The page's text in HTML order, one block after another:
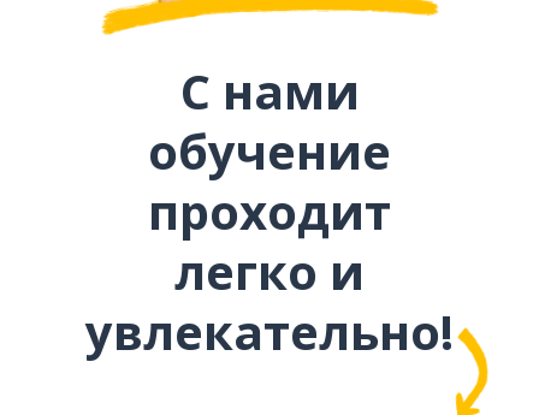
С нами
обучение
проходит
легко и
увлекательно!